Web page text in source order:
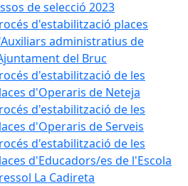
de selecció 2023
d'estabilització places
administratius de
del Bruc
d'estabilització de les
d'Operaris de Neteja
d'estabilització de les
d'Operaris de Serveis
d'estabilització de les
d'Educadors/es de l'Escola
La Cadireta